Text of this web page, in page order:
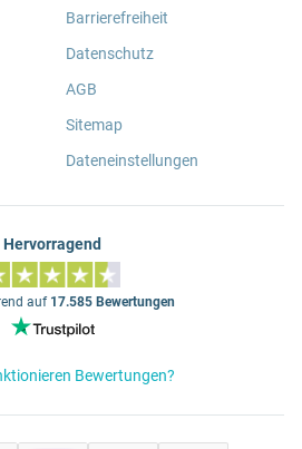
Barrierefreiheit
Datenschutz
AGB
Sitemap
Dateneinstellungen
Hervorragend
auf 17.585 Bewertungen
Bewertungen?